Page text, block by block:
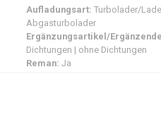
Aufladungsart: Turbolader/
Abgasturbolader
Ergänzungsartikel/
Dichtungen | ohne Dichtungen
Reman: Ja